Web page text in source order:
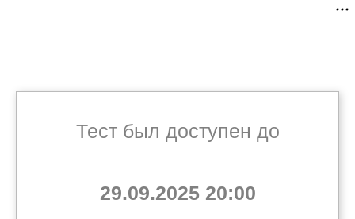
Тест был доступен до
29.09.2025 20:00